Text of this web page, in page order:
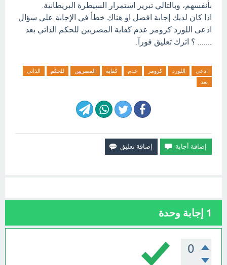
بأنفسهم، وبالتالي تبرير استمرار السيطرة البريطانية.
اذا كان لديك إجابة افضل او هناك خطأ في الإجابة علي سؤال
ادعى اللورد كرومر عدم كفاية المصريين للحكم الذاتي بعد
....... ؟ اترك تعليق فورآ.
ادعى اللورد كرومر عدم كفاية المصريين للحكم
الذاتي
بعد
1 إجابة وحدة
0